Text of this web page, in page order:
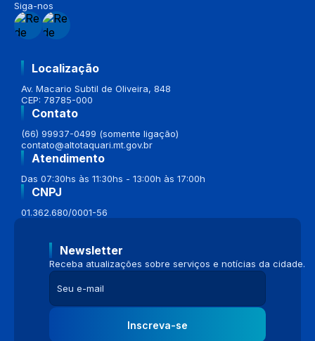
Siga-nos
Localização
Av. Macario Subtil de Oliveira, 848
CEP: 78785-000
Contato
(66) 99937-0499 (somente ligação)
contato@altotaquari.mt.gov.br
Atendimento
Das 07:30hs às 11:30hs - 13:00h às 17:00h
CNPJ
01.362.680/0001-56
Newsletter
Receba atualizações sobre serviços e notícias da cidade.
Inscreva-se